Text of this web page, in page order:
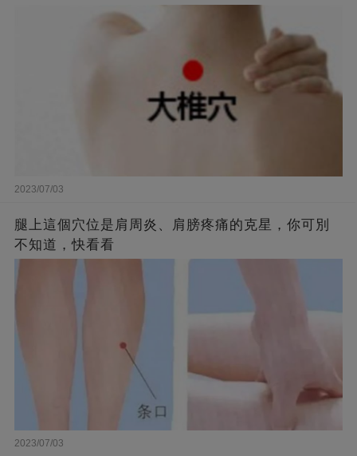
2023/07/03
腿上這個穴位是肩周炎、肩膀疼痛的克星，你可別
不知道，快看看
2023/07/03